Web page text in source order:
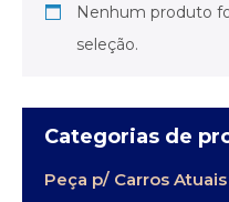
Nenhum produto
seleção.
Categorias de
Peça p/ Carros Atuais